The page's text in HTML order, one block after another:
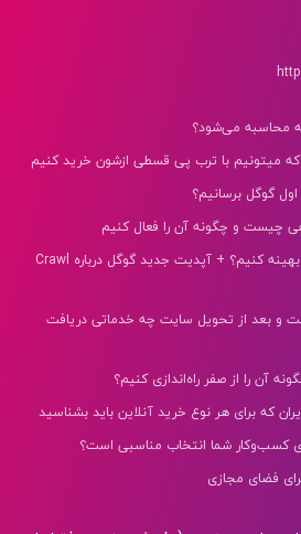
محاسبه می‌شود؟
گوگل برسانیم؟
چیست و چگونه آن را فعال کنیم
چگونه بودجه خزش سایت را بهینه کنیم؟ + آپدیت جدید گوگل درباره Crawl
و بعد از تحویل سایت چه خدماتی دریافت
آن را از صفر راه‌اندازی کنیم؟
کسب‌وکار شما انتخاب مناسبی است؟
فضای مجازی